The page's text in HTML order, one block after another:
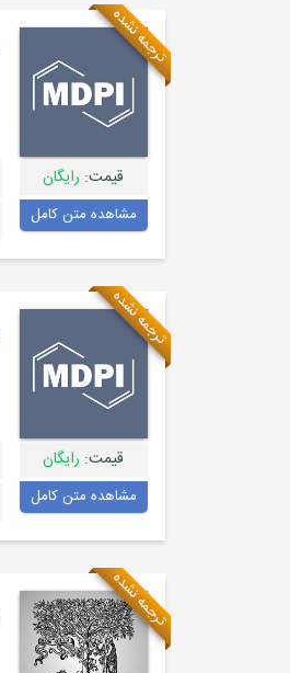
ترجمه نشده
قیمت: رایگان
مشاهده متن کامل
ترجمه نشده
قیمت: رایگان
مشاهده متن کامل
ترجمه نشده